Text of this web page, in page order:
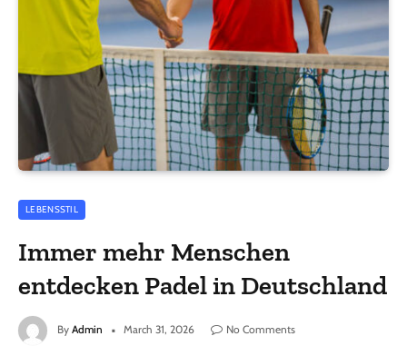
LEBENSSTIL
Immer mehr Menschen
entdecken Padel in Deutschland
By Admin March 31, 2026
No Comments